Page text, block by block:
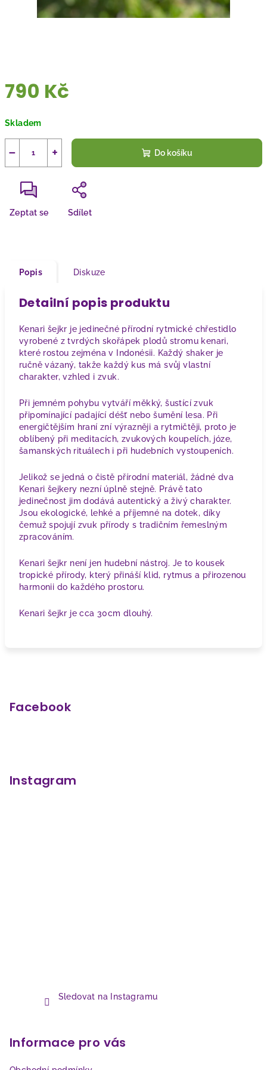
790 Kč
cena:
Skladem
+
− Do košíku
Zeptat se Sdílet
Popis Diskuze
Detailní popis produktu
Kenari šejkr je jedinečné přírodní rytmické chřestidlo
vyrobené z tvrdých skořápek plodů stromu kenari,
které rostou zejména v Indonésii. Každý shaker je
ručně vázaný, takže každý kus má svůj vlastní
charakter, vzhled i zvuk.
Při jemném pohybu vytváří měkký, šustící zvuk
připomínající padající déšť nebo šumění lesa. Při
energičtějším hraní zní výrazněji a rytmičtěji, proto je
oblíbený při meditacích, zvukových koupelích, józe,
šamanských rituálech i při hudebních vystoupeních.
Jelikož se jedná o čistě přírodní materiál, žádné dva
Kenari šejkery nezní úplně stejně. Právě tato
jedinečnost jim dodává autentický a živý charakter.
Jsou ekologické, lehké a příjemné na dotek, díky
čemuž spojují zvuk přírody s tradičním řemeslným
zpracováním.
Kenari šejkr není jen hudební nástroj. Je to kousek
tropické přírody, který přináší klid, rytmus a přirozenou
harmonii do každého prostoru.
Kenari šejkr je cca 30cm dlouhý.
Facebook
Instagram
Sledovat na Instagramu
Informace pro vás